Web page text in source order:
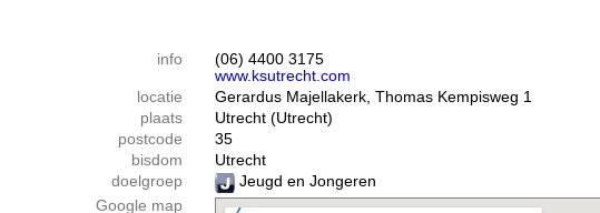
info
(06) 4400 3175
www.ksutrecht.com
locatie
Gerardus Majellakerk, Thomas Kempisweg 1
plaats
Utrecht (Utrecht)
postcode
35
bisdom
Utrecht
doelgroep
Jeugd en Jongeren
Google map